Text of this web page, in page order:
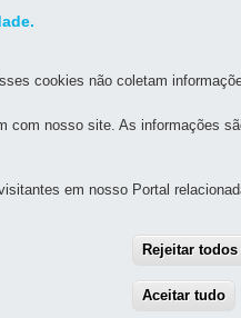
E SEGURANÇA DA
cookies não coletam
nosso site. As informações
em nosso Portal
Rejeitar
Aceitar tudo